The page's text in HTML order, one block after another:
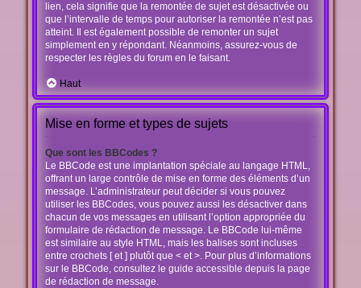
lien, cela signifie que la remontée de sujet est désactivée ou
que l’intervalle de temps pour autoriser la remontée n’est pas
atteint. Il est également possible de remonter un sujet
simplement en y répondant. Néanmoins, assurez-vous de
respecter les règles du forum en le faisant.
Haut
Mise en forme et types de sujets
Que sont les BBCodes ?
Le BBCode est une implantation spéciale au langage HTML,
offrant un large contrôle de mise en forme des éléments d’un
message. L’administrateur peut décider si vous pouvez
utiliser les BBCodes, vous pouvez aussi les désactiver dans
chacun de vos messages en utilisant l’option appropriée du
formulaire de rédaction de message. Le BBCode lui-même
est similaire au style HTML, mais les balises sont incluses
entre crochets [ et ] plutôt que < et >. Pour plus d’informations
sur le BBCode, consultez le guide accessible depuis la page
de rédaction de message.